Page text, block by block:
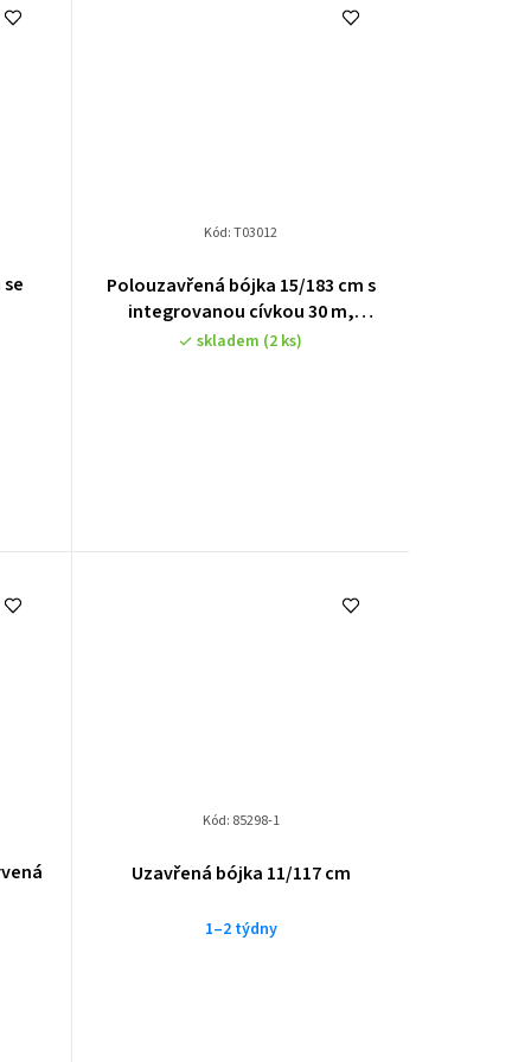
Polouzavřená bójka 15/183 cm s
integrovanou cívkou 30 m,
vypouštěcí ventil - oranžová
hodnocení
produktu
je
skladem (2 ks)
Kód:T03012
Uzavřená bójka 11/117 cm
1–2 týdny
Kód: 85298-1